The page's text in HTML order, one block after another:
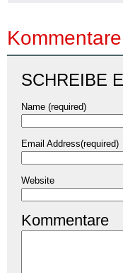
Kommentare
SCHREIBE
Name (required)
Email Address(required)
Website
Kommentare